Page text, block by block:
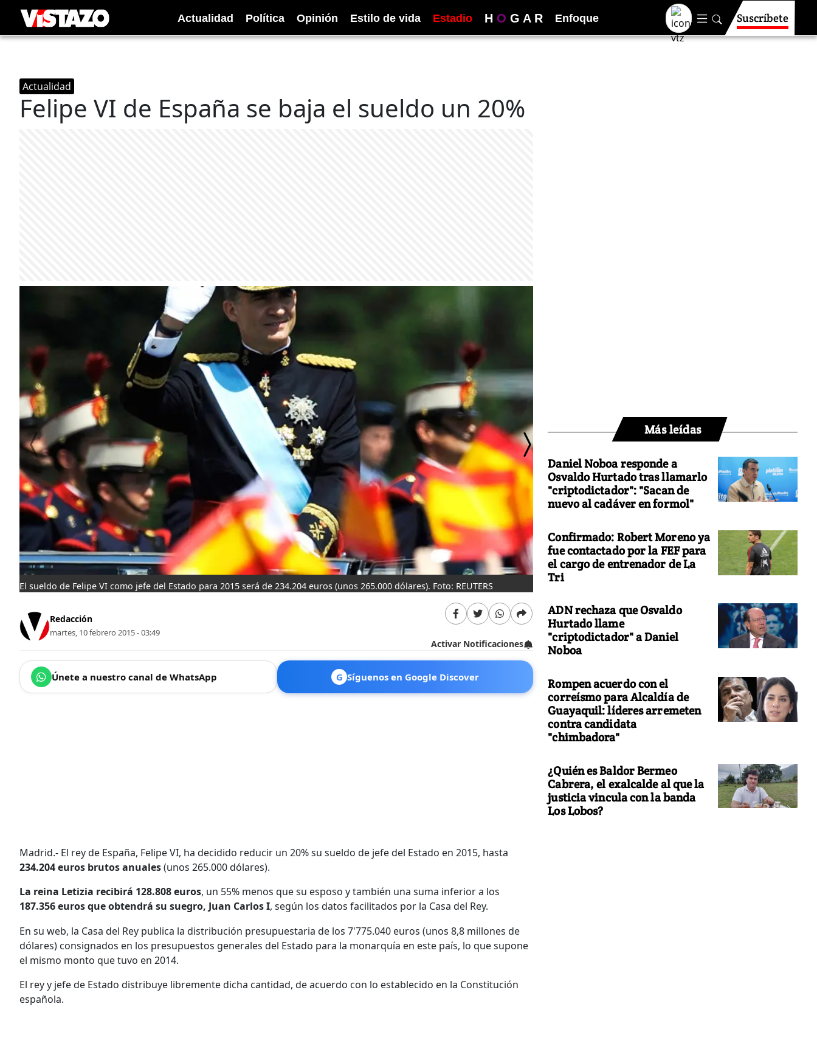
Actualidad Política Opinión Estilo de vida Estadio H O G A R Enfoque Suscríbete
Actualidad
Felipe VI de España se baja el sueldo un 20%
El sueldo de Felipe VI como jefe del Estado para 2015 será de 234.204 euros (unos 265.000 dólares). Foto: REUTERS
Redacción
martes, 10 febrero 2015 - 03:49
Activar Notificaciones
Únete a nuestro canal de WhatsApp G Síguenos en Google Discover
Madrid.- El rey de España, Felipe VI, ha decidido reducir un 20% su sueldo de jefe del Estado en 2015, hasta
234.204 euros brutos anuales(unos 265.000 dólares).
La reina Letizia recibirá 128.808 euros, un 55% menos que su esposo y también una suma inferior a los
187.356 euros que obtendrá su suegro, Juan Carlos I, según los datos facilitados por la Casa del Rey.
En su web, la Casa del Rey publica la distribución presupuestaria de los 7'775.040 euros (unos 8,8 millones de
dólares) consignados en los presupuestos generales del Estado para la monarquía en este país, lo que supone
el mismo monto que tuvo en 2014.
El rey y jefe de Estado distribuye libremente dicha cantidad, de acuerdo con lo establecido en la Constitución
española.
Más leídas
Daniel Noboa responde a
Osvaldo Hurtado tras llamarlo
"criptodictador": "Sacan de
nuevo al cadáver en formol"
Confirmado: Robert Moreno ya
fue contactado por la FEF para
el cargo de entrenador de La
Tri
ADN rechaza que Osvaldo
Hurtado llame
"criptodictador" a Daniel
Noboa
Rompen acuerdo con el
correísmo para Alcaldía de
Guayaquil: líderes arremeten
contra candidata
"chimbadora"
¿Quién es Baldor Bermeo
Cabrera, el exalcalde al que la
justicia vincula con la banda
Los Lobos?